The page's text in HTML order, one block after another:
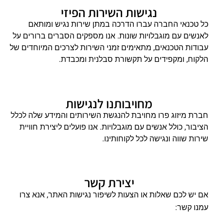
נגישות השירות הפיזי
כל טכנאי החברה עברו הדרכה במתן שירות נגיש ומותאם
לאנשים עם מוגבלויות שונות. אנו מספקים הסברים ברורים על
עבודות הטכנאים, מתאימים זמני השירות לצרכים המיוחדים של
הלקוח, ומקפידים על תקשורת סבלנית ומכבדת.
מחויבותנו לנגישות
חברת מיזוג פרו מחויבת להנגשת השירותים והמידע שלה לכלל
הציבור, כולל אנשים עם מוגבלויות. אנו פועלים ליצירת חוויית
שירות שווה ונגישה לכל לקוחותינו.
יצירת קשר
אם יש לכם שאלות או הצעות לשיפור נגישות האתר, אנא צרו
עמנו קשר: